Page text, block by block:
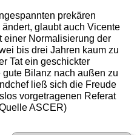
prekären
glaubt auch Vicente
einer Normalisierung der
bis drei Jahren kaum zu
Tat ein geschickter
Bilanz nach außen zu
ließ sich die Freude
vorgetragenen Referat
ASCER)